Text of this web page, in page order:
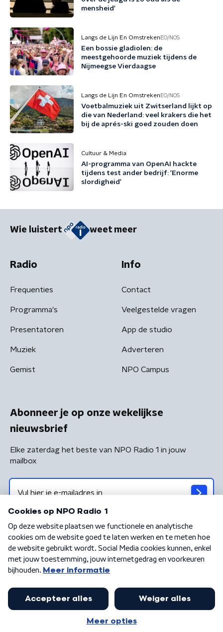
mensheid'
Langs de Lijn En Omstreken EO/NOS
Een bossie gladiolen: de
meestgehoorde muziek tijdens de
Nijmeegse Vierdaagse
Langs de Lijn En Omstreken EO/NOS
Voetbalmuziek uit Zwitserland lijkt op
die van Nederland: veel krakers die het
bij de aprés-ski goed zouden doen
Cultuur & Media
AI-programma van OpenAI hackte
tijdens test ander bedrijf: 'Enorme
slordigheid'
Wie luistert weet meer
Radio
Frequenties
Programma's
Presentatoren
Muziek
Gemist
Info
Contact
Veelgestelde vragen
App de studio
Adverteren
NPO Campus
Abonneer je op onze wekelijkse
nieuwsbrief
Elke zaterdag het beste van NPO Radio 1 in jouw
mailbox
Algemene voorwaarden